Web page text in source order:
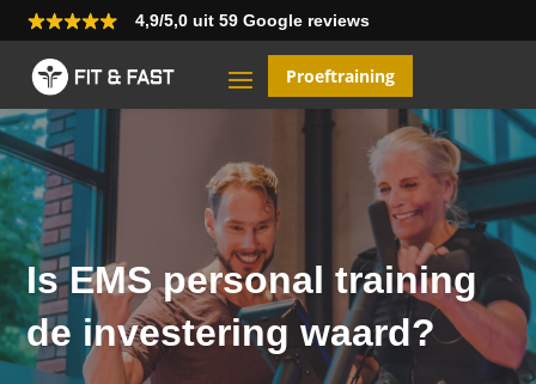
4,9/5,0 uit 59 Google reviews
Proeftraining
Is EMS personal training
de investering waard?